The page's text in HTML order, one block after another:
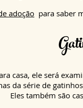
adoção para saber
casa, ele será
da série de
Eles também são